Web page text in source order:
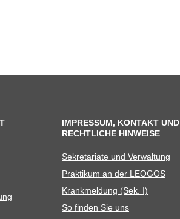
IMPRESSUM, KONTAKT UND
RECHTLICHE HINWEISE
Sekre­ta­riate und Verwaltung
Prak­ti­kum an der LEOGOS
Krank­mel­dung (Sek. I)
So fin­den Sie uns